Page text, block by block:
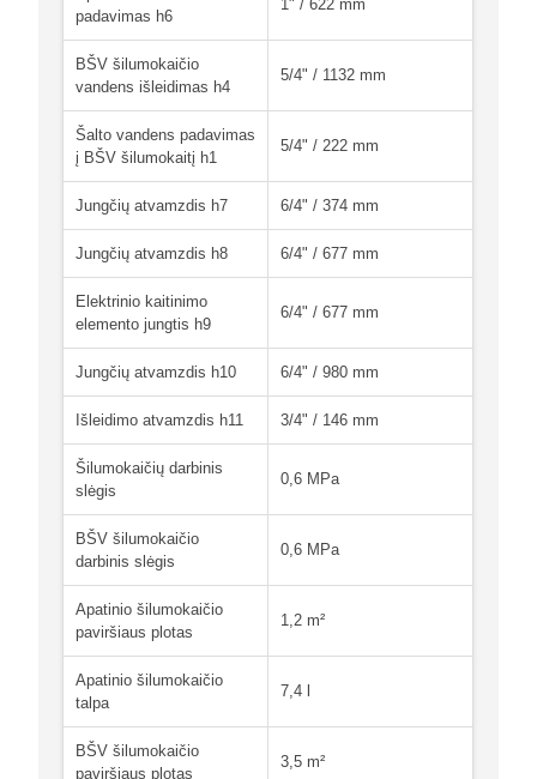
padavimas h6
1" / 622 mm
BŠV šilumokaičio
vandens išleidimas h4
5/4" / 1132 mm
Šalto vandens padavimas
į BŠV šilumokaitį h1
5/4" / 222 mm
Jungčių atvamzdis h7 6/4" / 374 mm
Jungčių atvamzdis h8 6/4" / 677 mm
Elektrinio kaitinimo
elemento jungtis h9
6/4" / 677 mm
Jungčių atvamzdis h10 6/4" / 980 mm
Išleidimo atvamzdis h11 3/4" / 146 mm
Šilumokaičių darbinis
slėgis
0,6 MPa
BŠV šilumokaičio
darbinis slėgis
0,6 MPa
Apatinio šilumokaičio
paviršiaus plotas
1,2 m²
Apatinio šilumokaičio
talpa
7,4 l
BŠV šilumokaičio
paviršiaus plotas
3,5 m²